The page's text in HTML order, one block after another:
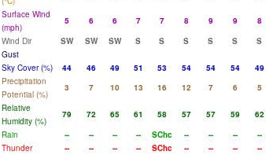
Surface Wind
(mph)
5 6 6 7 7 8 9 9 8
Wind Dir
SW SW SW S S S S S S
Gust
Sky Cover (%)
44 46 49 51 53 54 54 54 49
Precipitation
Potential (%)
3 7 10 13 16 12 7 6 5
Relative
Humidity (%)
79 72 65 61 58 57 57 59 62
Rain
-- -- -- -- SChc -- -- -- --
Thunder
-- -- -- -- SChc -- -- -- --